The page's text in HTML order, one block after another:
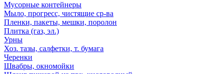
Мусорные контейнеры
Мыло, прогресс, чистящие ср-ва
Пленки, пакеты, мешки, поролон
Плитка (газ, эл.)
Урны
Хоз. тазы, салфетки, т. бумага
Черенки
Швабры, окномойки